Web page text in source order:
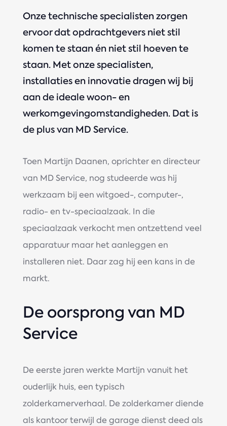
Onze technische specialisten zorgen
ervoor dat opdrachtgevers niet stil
komen te staan én niet stil hoeven te
staan. Met onze specialisten,
installaties en innovatie dragen wij bij
aan de ideale woon- en
werkomgevingomstandigheden. Dat is
de plus van MD Service.
Toen Martijn Daanen, oprichter en directeur
van MD Service, nog studeerde was hij
werkzaam bij een witgoed-, computer-,
radio- en tv-speciaalzaak. In die
speciaalzaak verkocht men ontzettend veel
apparatuur maar het aanleggen en
installeren niet. Daar zag hij een kans in de
markt.
De oorsprong van MD
Service
De eerste jaren werkte Martijn vanuit het
ouderlijk huis, een typisch
zolderkamerverhaal. De zolderkamer diende
als kantoor terwijl de garage dienst deed als